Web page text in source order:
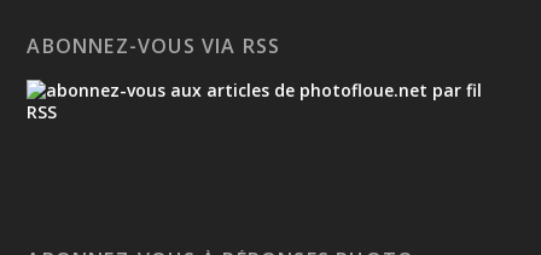
ABONNEZ-VOUS VIA RSS